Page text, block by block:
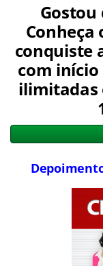
Conheça
conquiste
com
ilimitadas